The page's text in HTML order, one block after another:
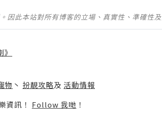
因此本站對所有博客的立場、真實性、準確性
物 丶 扮靚攻略及 活動情報
資訊！ Follow 我哋 ！